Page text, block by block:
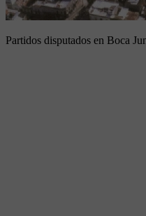
Partidos disputados en Boca